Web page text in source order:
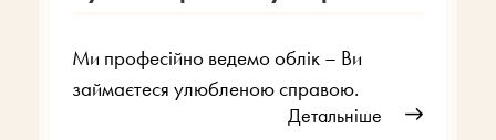
Ми професійно ведемо облік – Ви
займаєтеся улюбленою справою.
Детальніше